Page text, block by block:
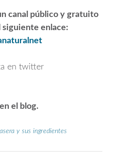
canal público y gratuito
siguiente enlace:
en twitter
el blog.
y sus ingredientes